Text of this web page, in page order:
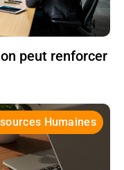
peut renforcer
Humaines